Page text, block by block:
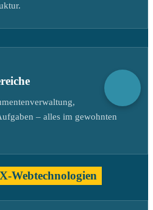
– alles im gewohnten
Webtechnologien